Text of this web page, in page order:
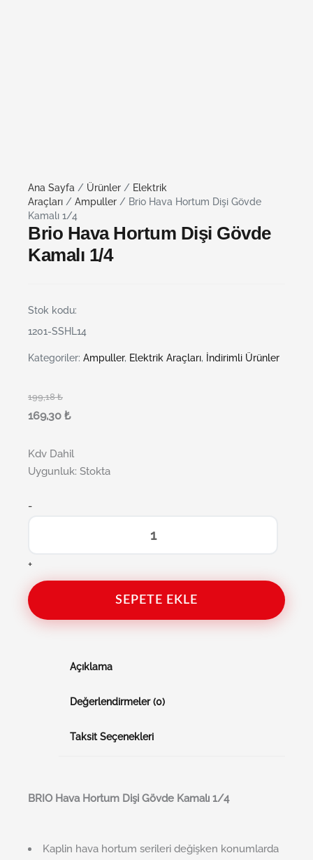
Ana Sayfa / Ürünler / Elektrik
Araçları / Ampuller / Brio Hava Hortum Dişi Gövde
Kamalı 1/4
Brio Hava Hortum Dişi Gövde
Kamalı 1/4
Stok kodu:
1201-SSHL14
Kategoriler: Ampuller, Elektrik Araçları, İndirimli Ürünler
199,18₺
169,30 ₺
Kdv Dahil
Uygunluk: Stokta
-
+
SEPETE EKLE
Açıklama
Değerlendirmeler (0)
Taksit Seçenekleri
BRIO Hava Hortum Dişi Gövde Kamalı 1/4
Kaplin hava hortum serileri değişken konumlarda